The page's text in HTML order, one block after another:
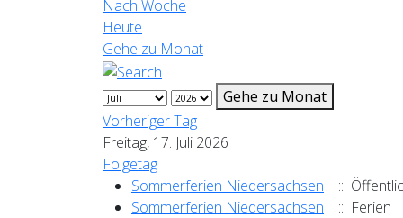
Nach Woche
Heute
Gehe zu Monat
Gehe zu Monat
Vorheriger Tag
Freitag, 17. Juli 2026
Folgetag
Sommerferien Niedersachsen
::
Sommerferien Niedersachsen
:: Ferien